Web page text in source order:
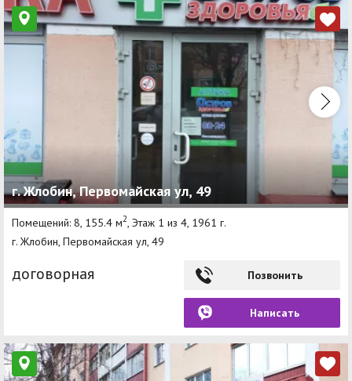
г. Жлобин, Первомайская ул, 49
Помещений: 8, 155.4 м2, Этаж 1 из 4, 1961 г.
г. Жлобин, Первомайская ул, 49
договорная Позвонить
Написать